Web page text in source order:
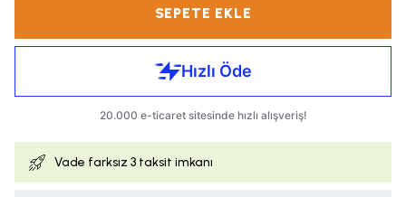
SEPETE EKLE
Vade farksız 3 taksit imkanı